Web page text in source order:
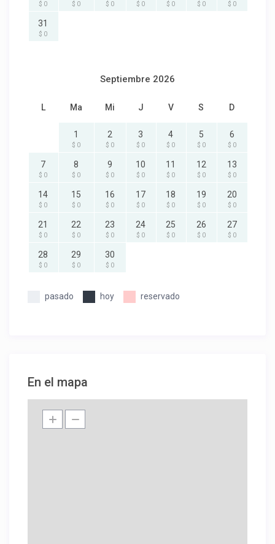
$ 0 $ 0 $ 0 $ 0 $ 0 $ 0 $ 0
31
$ 0
Septiembre 2026
L Ma Mi J V S D
1
$ 0
2
$ 0
3
$ 0
4
$ 0
5
$ 0
6
$ 0
7
$ 0
8
$ 0
9
$ 0
10
$ 0
11
$ 0
12
$ 0
13
$ 0
14
$ 0
15
$ 0
16
$ 0
17
$ 0
18
$ 0
19
$ 0
20
$ 0
21
$ 0
22
$ 0
23
$ 0
24
$ 0
25
$ 0
26
$ 0
27
$ 0
28
$ 0
29
$ 0
30
$ 0
pasado hoy reservado
En el mapa